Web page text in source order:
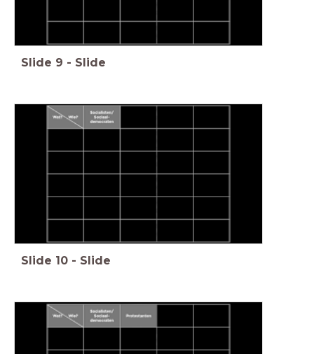
Slide 9 - Slide
Slide 10 - Slide